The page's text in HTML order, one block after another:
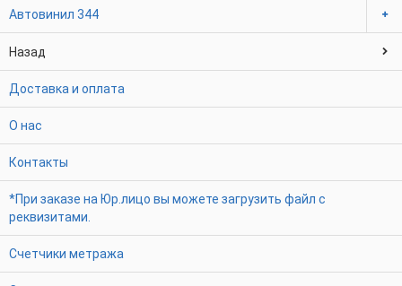
Автовинил 344
Назад
Доставка и оплата
О нас
Контакты
*При заказе на Юр.лицо вы можете загрузить файл с
реквизитами.
Счетчики метража